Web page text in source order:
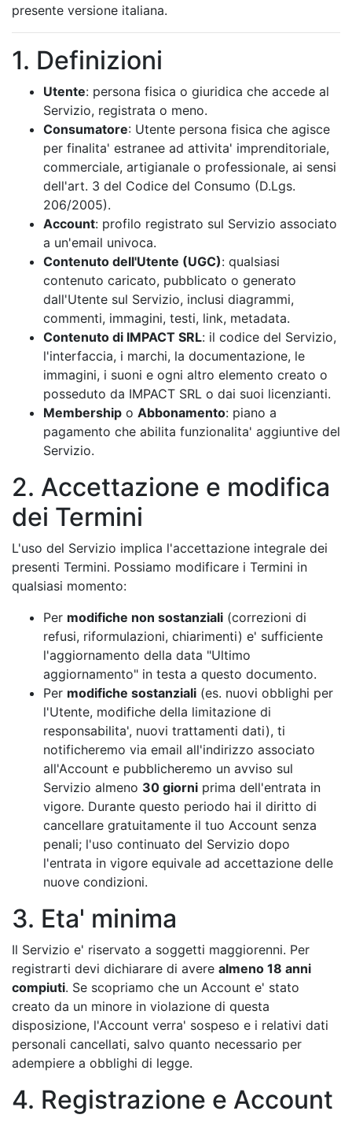
presente versione italiana.
1. Definizioni
Utente: persona fisica o giuridica che accede al
Servizio, registrata o meno.
Consumatore: Utente persona fisica che agisce
per finalita' estranee ad attivita' imprenditoriale,
commerciale, artigianale o professionale, ai sensi
dell'art. 3 del Codice del Consumo (D.Lgs.
206/2005).
Account: profilo registrato sul Servizio associato
a un'email univoca.
Contenuto dell'Utente (UGC): qualsiasi
contenuto caricato, pubblicato o generato
dall'Utente sul Servizio, inclusi diagrammi,
commenti, immagini, testi, link, metadata.
Contenuto di IMPACT SRL: il codice del Servizio,
l'interfaccia, i marchi, la documentazione, le
immagini, i suoni e ogni altro elemento creato o
posseduto da IMPACT SRL o dai suoi licenzianti.
Membership o Abbonamento: piano a
pagamento che abilita funzionalita' aggiuntive del
Servizio.
2. Accettazione e modifica
dei Termini
L'uso del Servizio implica l'accettazione integrale dei
presenti Termini. Possiamo modificare i Termini in
qualsiasi momento:
Per modifiche non sostanziali (correzioni di
refusi, riformulazioni, chiarimenti) e' sufficiente
l'aggiornamento della data "Ultimo
aggiornamento" in testa a questo documento.
Per modifiche sostanziali (es. nuovi obblighi per
l'Utente, modifiche della limitazione di
responsabilita', nuovi trattamenti dati), ti
notificheremo via email all'indirizzo associato
all'Account e pubblicheremo un avviso sul
Servizio almeno 30 giorni prima dell'entrata in
vigore. Durante questo periodo hai il diritto di
cancellare gratuitamente il tuo Account senza
penali; l'uso continuato del Servizio dopo
l'entrata in vigore equivale ad accettazione delle
nuove condizioni.
3. Eta' minima
Il Servizio e' riservato a soggetti maggiorenni. Per
registrarti devi dichiarare di avere almeno 18 anni
compiuti. Se scopriamo che un Account e' stato
creato da un minore in violazione di questa
disposizione, l'Account verra' sospeso e i relativi dati
personali cancellati, salvo quanto necessario per
adempiere a obblighi di legge.
4. Registrazione e Account